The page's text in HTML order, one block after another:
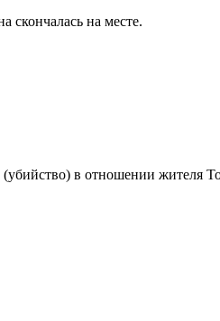
скончалась на месте.
в отношении жителя